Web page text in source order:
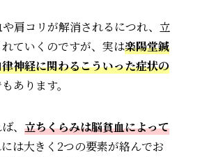
肩コリが解消されるにつれ、立
ていくのですが、実は楽陽堂鍼
神経に関わるこういった症状の
あります。
、 立ちくらみは脳貧血によって
は大きく2つの要素が絡んでお